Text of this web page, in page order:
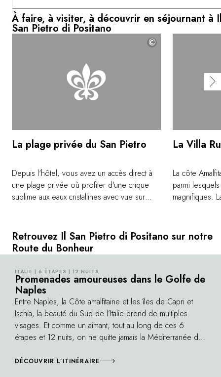
Retrouvez Il San Pietro di Positano sur notre
Route du Bonheur
©
ITALIE | 6 ÉTAPES | 12 NUITS
Promenades amoureuses dans le Golfe de
Naples
Entre Naples, la Côte amalfitaine et les îles de Capri et
Ischia, la beauté du Sud de l’Italie prend de multiples
visages. Et comme un aimant, tout au long de ces 6
étapes et 12 nuits, on ne quitte jamais la Méditerranée des
DÉCOUVRIR L’ITINÉRAIRE
À faire, à visiter, à découvrir en séjournant à
San Pietro di Positano
©
La plage privée du San Pietro
Depuis l'hôtel, vous avez un accès direct à
une plage privée où profiter d'une crique
sublime aux eaux cristallines avec vue sur
vers ce petit coin de paradis en quelques
secondes. Dans ce décor idyllique, un
solarium, un restaurant et un bar au bord de
l'eau offrent le cadre idéal pour savourer la
beauté de la côte Amalfitaine en toute
quiétude. Au loin, vous apercevrez les
faraglioni, quatre pics rocheux emblématiques
de l'île de Capri qui se dressent fièrement
au-dessus de la mer.
La Villa
La côte
parmi
magnifiques.
appartenu à
couper le
Wagner qui a
séjour à
Ruffolo
hommage au